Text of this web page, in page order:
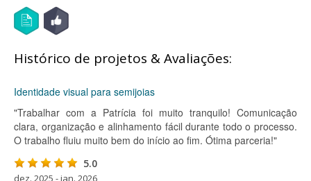
Histórico de projetos & Avaliações:
Identidade visual para semijoias
"Trabalhar com a Patrícia foi muito tranquilo! Comunicação
clara, organização e alinhamento fácil durante todo o processo.
O trabalho fluiu muito bem do início ao fim. Ótima parceria!"
5.0
dez. 2025 - jan. 2026